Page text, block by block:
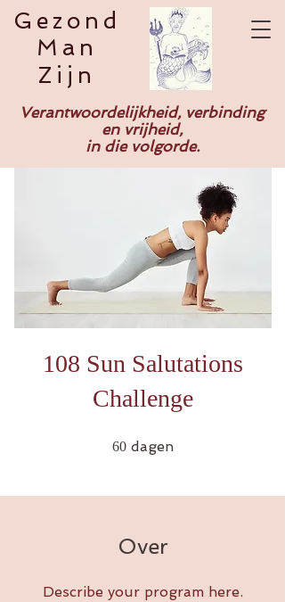
Gezond
Man
Zijn
Verantwoordelijkheid, verbinding
en vrijheid,
in die volgorde.
108 Sun Salutations
Challenge
60 dagen
Over
Describe your program here.